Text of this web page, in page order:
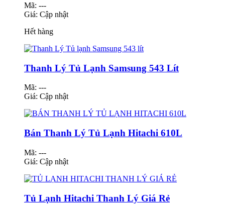
Mã: ---
Giá: Cập nhật
Hết hàng
Thanh Lý Tủ Lạnh Samsung 543 Lít
Mã: ---
Giá: Cập nhật
Bán Thanh Lý Tủ Lạnh Hitachi 610L
Mã: ---
Giá: Cập nhật
Tủ Lạnh Hitachi Thanh Lý Giá Rẻ